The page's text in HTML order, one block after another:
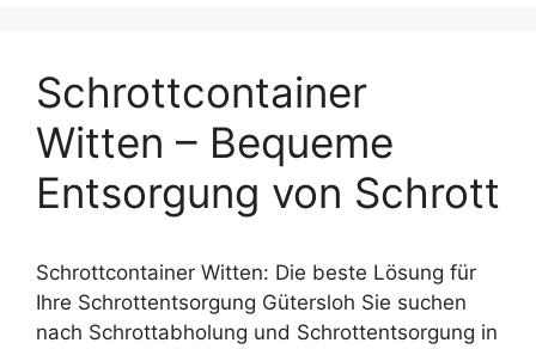
Schrottcontainer
Witten – Bequeme
Entsorgung von Schrott
Schrottcontainer Witten: Die beste Lösung für
Ihre Schrottentsorgung Gütersloh Sie suchen
nach Schrottabholung und Schrottentsorgung in